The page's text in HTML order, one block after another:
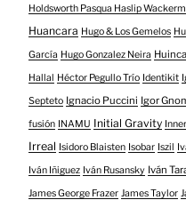
Holdsworth Pasqua Haslip
Huancara Hugo & Los Gemelos
García Hugo Gonzalez Neira Huinca
Hallal Héctor Pegullo Trío Identikit
Septeto Ignacio Puccini Igor
fusión INAMU Initial Gravity
Irreal Isidoro Blaisten Isobar Iszil
Iván Iñiguez Iván Rusansky Iván
James George Frazer James Taylor